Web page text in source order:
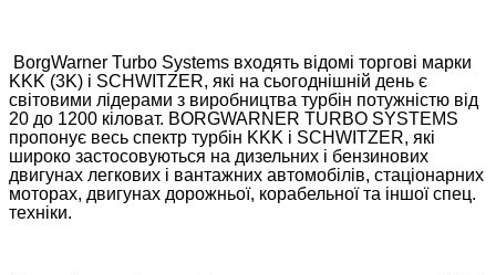
BorgWarner Turbo Systems входять відомі торгові марки
KKK (3K) і SCHWITZER, які на сьогоднішній день є
світовими лідерами з виробництва турбін потужністю від
20 до 1200 кіловат. BORGWARNER TURBO SYSTEMS
пропонує весь спектр турбін KKK і SCHWITZER, які
широко застосовуються на дизельних і бензинових
двигунах легкових і вантажних автомобілів, стаціонарних
моторах, двигунах дорожньої, корабельної та іншої спец.
техніки.